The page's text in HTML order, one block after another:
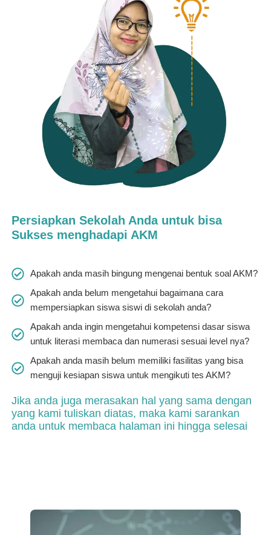
Persiapkan Sekolah Anda untuk bisa
Sukses menghadapi AKM
Apakah anda masih bingung mengenai bentuk soal AKM?
Apakah anda belum mengetahui bagaimana cara
mempersiapkan siswa siswi di sekolah anda?
Apakah anda ingin mengetahui kompetensi dasar siswa
untuk literasi membaca dan numerasi sesuai level nya?
Apakah anda masih belum memiliki fasilitas yang bisa
menguji kesiapan siswa untuk mengikuti tes AKM?
Jika anda juga merasakan hal yang sama dengan
yang kami tuliskan diatas, maka kami sarankan
anda untuk membaca halaman ini hingga selesai